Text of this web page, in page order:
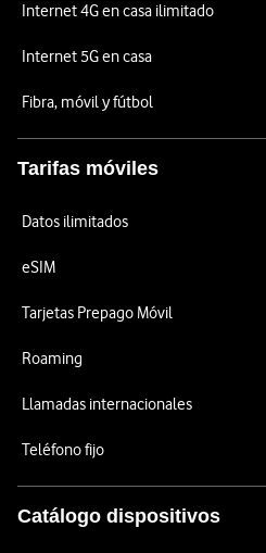
Internet 4G en casa ilimitado
Internet 5G en casa
Fibra, móvil y fútbol
Tarifas móviles
Datos ilimitados
eSIM
Tarjetas Prepago Móvil
Roaming
Llamadas internacionales
Teléfono fijo
Catálogo dispositivos